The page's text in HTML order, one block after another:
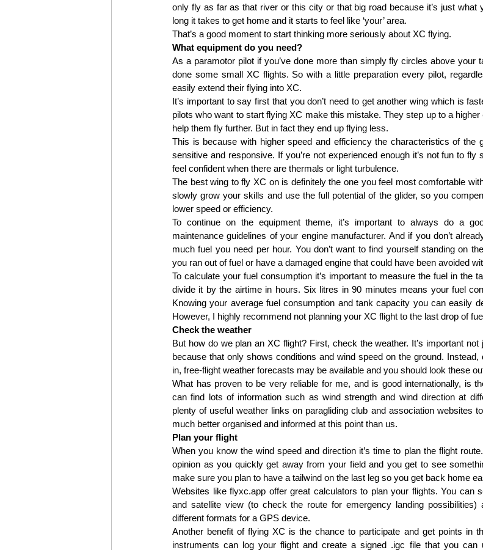
only fly as far as that river or this city or that big road because it’s just what
long it takes to get home and it starts to feel like ‘your’ area.
That’s a good moment to start thinking more seriously about XC flying.
What equipment do you need?
As a paramotor pilot if you’ve done more than simply fly circles above your
done some small XC flights. So with a little preparation every pilot,
easily extend their flying into XC.
It’s important to say first that you don’t need to get another wing which is
pilots who want to start flying XC make this mistake. They step up to a
help them fly further. But in fact they end up flying less.
This is because with higher speed and efficiency the characteristics of the
sensitive and responsive. If you’re not experienced enough it’s not fun to fly
feel confident when there are thermals or light turbulence.
The best wing to fly XC on is definitely the one you feel most comfortable
slowly grow your skills and use the full potential of the glider, so you
lower speed or efficiency.
To continue on the equipment theme, it’s important to always do a
maintenance guidelines of your engine manufacturer. And if you don’t
much fuel you need per hour. You don’t want to find yourself standing on
you ran out of fuel or have a damaged engine that could have been avoided
To calculate your fuel consumption it’s important to measure the fuel in the
divide it by the airtime in hours. Six litres in 90 minutes means your fuel
Knowing your average fuel consumption and tank capacity you can easily
However, I highly recommend not planning your XC flight to the last drop of
Check the weather
But how do we plan an XC flight? First, check the weather. It’s important
because that only shows conditions and wind speed on the ground.
in, free-flight weather forecasts may be available and you should look these
What has proven to be very reliable for me, and is good internationally, is
can find lots of information such as wind strength and wind direction at
plenty of useful weather links on paragliding club and association websites
much better organised and informed at this point than us.
Plan your flight
When you know the wind speed and direction it’s time to plan the flight
opinion as you quickly get away from your field and you get to see
make sure you plan to have a tailwind on the last leg so you get back home
Websites like flyxc.app offer great calculators to plan your flights. You can
and satellite view (to check the route for emergency landing
different formats for a GPS device.
Another benefit of flying XC is the chance to participate and get points in
instruments can log your flight and create a signed .igc file that you can